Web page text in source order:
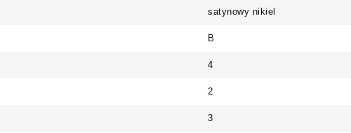
satynowy nikiel
B
4
2
3